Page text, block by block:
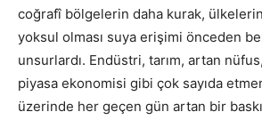
coğrafî bölgelerin daha kurak,
yoksul olması suya erişimi önceden
unsurlardı. Endüstri, tarım, artan
piyasa ekonomisi gibi çok sayıda
üzerinde her geçen gün artan bir